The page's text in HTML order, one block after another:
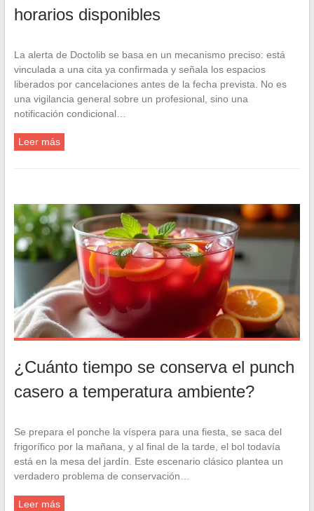
horarios disponibles
La alerta de Doctolib se basa en un mecanismo preciso: está
vinculada a una cita ya confirmada y señala los espacios
liberados por cancelaciones antes de la fecha prevista. No es
una vigilancia general sobre un profesional, sino una
notificación condicional…
Leer más
¿Cuánto tiempo se conserva el punch
casero a temperatura ambiente?
Se prepara el ponche la víspera para una fiesta, se saca del
frigorífico por la mañana, y al final de la tarde, el bol todavía
está en la mesa del jardín. Este escenario clásico plantea un
verdadero problema de conservación…
Leer más